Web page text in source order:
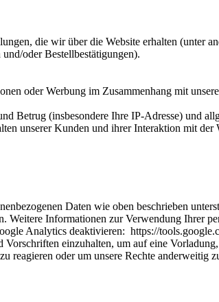
die wir über die Website erhalten (unter
oder Bestellbestätigungen).
oder Werbung im Zusammenhang mit
Betrug (insbesondere Ihre IP-Adresse) und
unserer Kunden und ihrer Interaktion mit der
Daten wie oben beschrieben
Informationen zur Verwendung Ihrer
Analytics deaktivieren: https://
einzuhalten, um auf eine
reagieren oder um unsere Rechte anderweitig